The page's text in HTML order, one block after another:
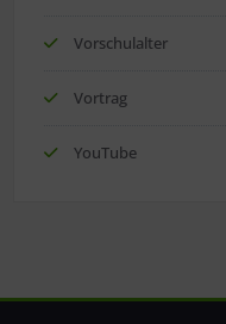
Vorschulalter
Vortrag
YouTube